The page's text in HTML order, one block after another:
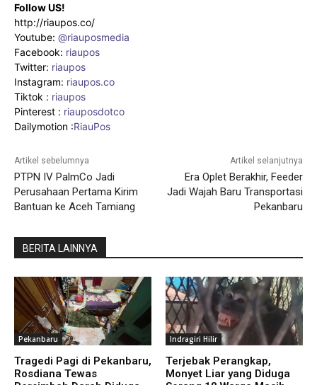
Follow US!
http://riaupos.co/
Youtube: @riauposmedia
Facebook: riaupos
Twitter: riaupos
Instagram: riaupos.co
Tiktok : riaupos
Pinterest : riauposdotco
Dailymotion :RiauPos
Artikel sebelumnya
PTPN IV PalmCo Jadi
Perusahaan Pertama Kirim
Bantuan ke Aceh Tamiang
Artikel selanjutnya
Era Oplet Berakhir, Feeder
Jadi Wajah Baru Transportasi
Pekanbaru
BERITA LAINNYA
Pekanbaru
Tragedi Pagi di Pekanbaru,
Rosdiana Tewas
Indragiri Hilir
Terjebak Perangkap,
Monyet Liar yang Diduga